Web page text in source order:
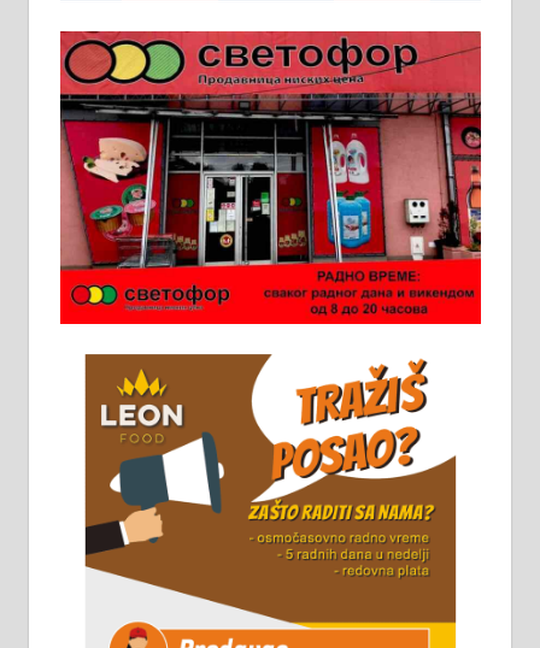
Пружам услуге завршних радова
у грађевини, хидроизолације и
молерских радова. 061/25-28-058
Ало таксију потребан возач са Б
категоријом. 064/02-85-511
Потребна два радника за рад на
стоваришту „Липа промет” у
информација доћи лично на
стовариште у улици Максима
Горког 26 сваког радног дана од
8 до 15 часова. 063/465-045
Чистим све врсте димњака.
061/32-13-445